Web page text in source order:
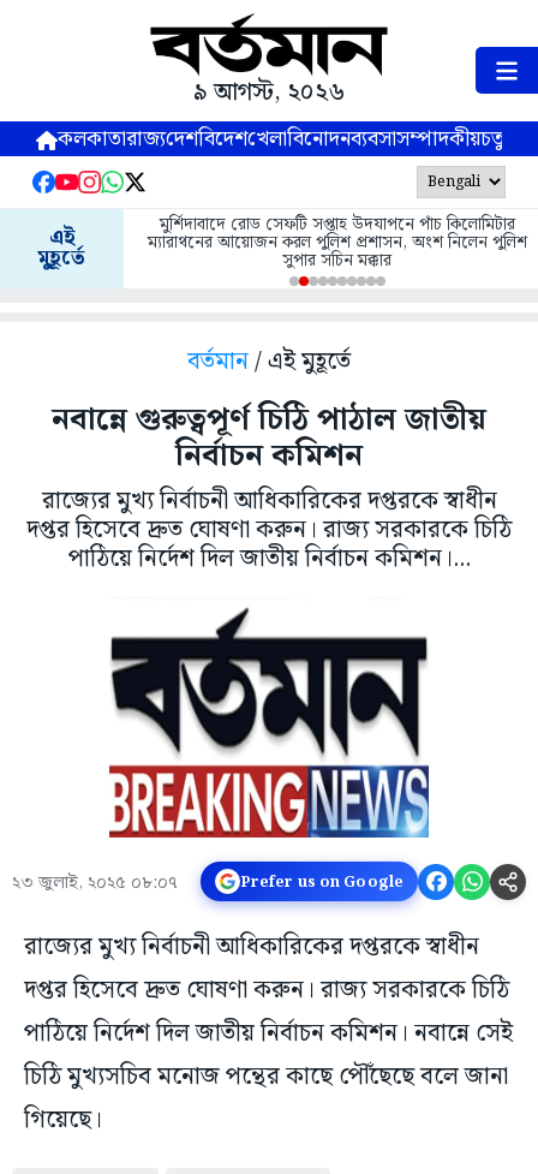
৯ আগস্ট, ২০২৬
কলকাতারাজ্যদেশবিদেশখেলাবিনোদনব্যবসাসম্পাদকীয়
এই
মুহূর্তে
মুর্শিদাবাদে রোড সেফটি সপ্তাহ উদযাপনে পাঁচ কিলোমিটার
ম্যারাথনের আয়োজন করল পুলিশ প্রশাসন, অংশ নিলেন পুলিশ
সুপার সচিন মক্কার
বর্তমান/ এই মুহূর্তে
নবান্নে গুরুত্বপূর্ণ চিঠি পাঠাল জাতীয়
নির্বাচন কমিশন
রাজ্যের মুখ্য নির্বাচনী আধিকারিকের দপ্তরকে স্বাধীন
দপ্তর হিসেবে দ্রুত ঘোষণা করুন। রাজ্য সরকারকে চিঠি
পাঠিয়ে নির্দেশ দিল জাতীয় নির্বাচন কমিশন।...
২৩ জুলাই, ২০২৫ ০৮:০৭ Prefer us on Google
রাজ্যের মুখ্য নির্বাচনী আধিকারিকের দপ্তরকে স্বাধীন
দপ্তর হিসেবে দ্রুত ঘোষণা করুন। রাজ্য সরকারকে চিঠি
পাঠিয়ে নির্দেশ দিল জাতীয় নির্বাচন কমিশন। নবান্নে সেই
চিঠি মুখ্যসচিব মনোজ পন্থের কাছে পৌঁছেছে বলে জানা
গিয়েছে।